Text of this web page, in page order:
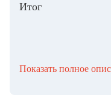
Итог
Показать полное